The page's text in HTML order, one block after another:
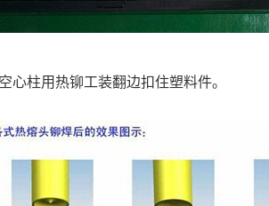
心柱用热铆工装翻边扣住塑料件。